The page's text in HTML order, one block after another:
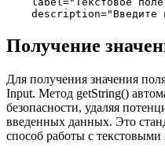
description="Введите
Получение
Для получения значения
Input. Метод getString()
безопасности, удаляя
введенных данных. Это
способ работы с